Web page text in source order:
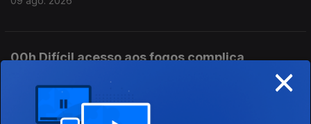
00h Difícil acesso aos fogos complica
09 ago. 2026 ×